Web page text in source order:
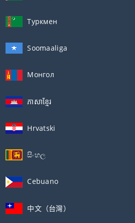
Туркмен
Soomaaliga
Монгол
ភាសាខ្មែរ
Hrvatski
සිංහල
Cebuano
中文（台灣）